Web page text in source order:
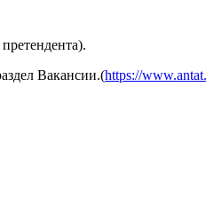
Вакансии.(https://